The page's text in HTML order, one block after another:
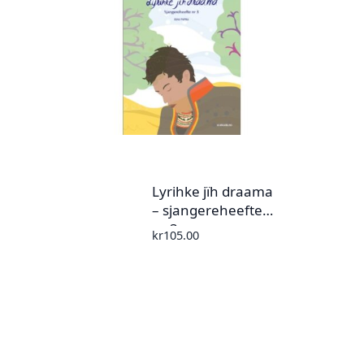
Lyrihke jïh draama
– sjangereheefte
nr 3
kr105.00